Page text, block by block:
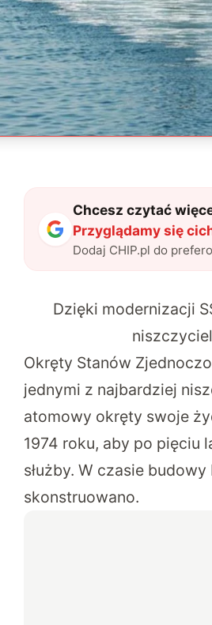
Chcesz czytać
Przyglądamy się
Dodaj CHIP.pl do
Dzięki modernizacji
Okręty Stanów
jednymi z najbardziej
atomowy okręty swoje
1974 roku, aby po pięciu
służby. W czasie
skonstruowano.